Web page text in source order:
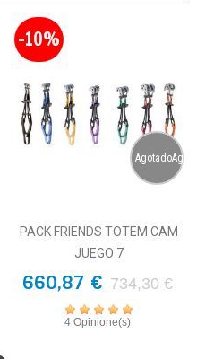
-10%
PACK FRIENDS TOTEM CAM
JUEGO 7
660,87 € 734,30 €
4 Opinione(s)